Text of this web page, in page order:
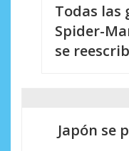
Todas las
Spider-
se
Japón se